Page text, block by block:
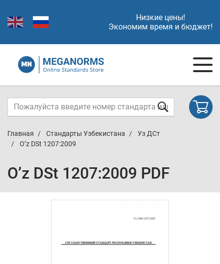
Низкие цены!
Экономим время и бюджет!
Главная Стандарты Узбекистана
Уз ДСт
O’z DSt 1207:2009
O’z DSt 1207:2009 PDF